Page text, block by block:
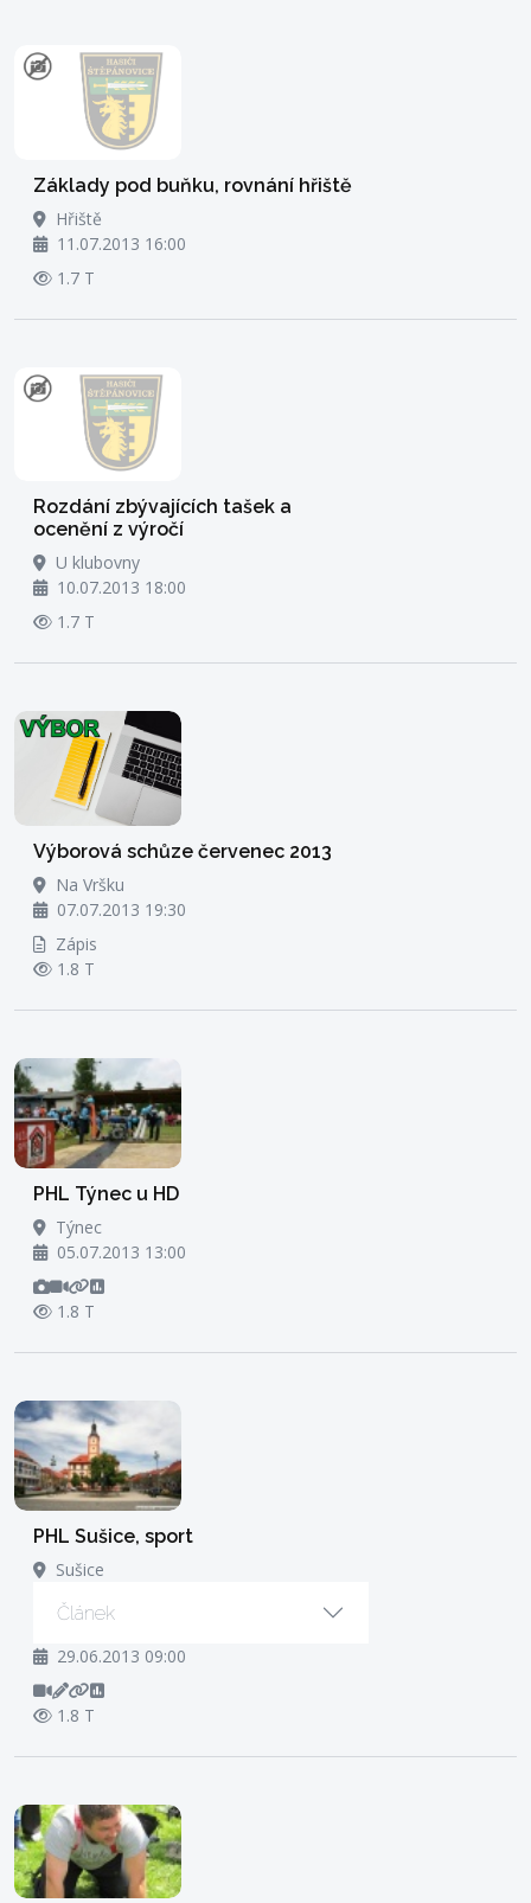
Základy pod buňku, rovnání hřiště
Hřiště
11.07.2013 16:00
1.7 T
Rozdání zbývajících tašek a
ocenění z výročí
U klubovny
10.07.2013 18:00
1.7 T
Výborová schůze červenec 2013
Na Vršku
07.07.2013 19:30
Zápis
1.8 T
PHL Týnec u HD
Týnec
05.07.2013 13:00
1.8 T
PHL Sušice, sport
Sušice
Článek
29.06.2013 09:00
1.8 T